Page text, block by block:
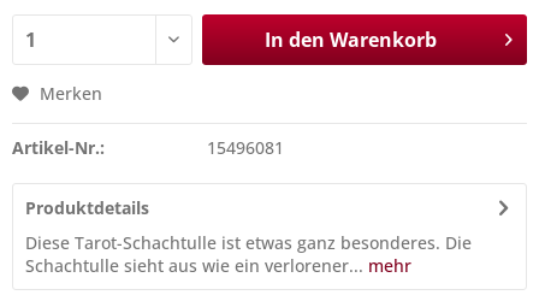
In den Warenkorb
Merken
Artikel-Nr.: 15496081
Produktdetails
Diese Tarot-Schachtulle ist etwas ganz besonderes. Die
Schachtulle sieht aus wie ein verlorener... mehr